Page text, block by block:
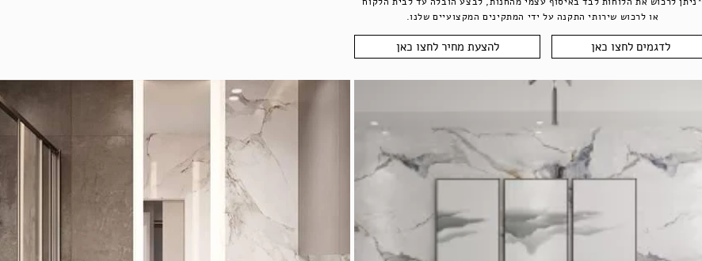
או לרכוש שירותי התקנה על ידי המתקינים המקצועיים שלנו.
להצעת מחיר לחצו כאן לדגמים לחצו כאן